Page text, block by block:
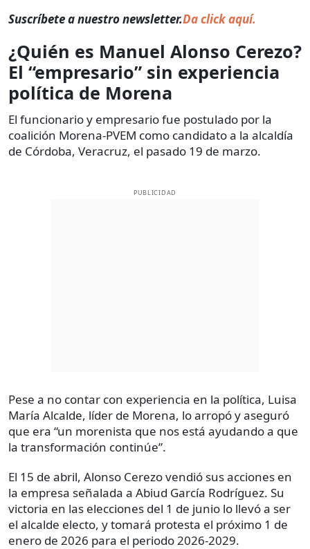
Suscríbete a nuestro newsletter.Da click aquí.
¿Quién es Manuel Alonso Cerezo?
El “empresario” sin experiencia
política de Morena
El funcionario y empresario fue postulado por la
coalición Morena-PVEM como candidato a la alcaldía
de Córdoba, Veracruz, el pasado 19 de marzo.
PUBLICIDAD
Pese a no contar con experiencia en la política, Luisa
María Alcalde, líder de Morena, lo arropó y aseguró
que era “un morenista que nos está ayudando a que
la transformación continúe”.
El 15 de abril, Alonso Cerezo vendió sus acciones en
la empresa señalada a Abiud García Rodríguez. Su
victoria en las elecciones del 1 de junio lo llevó a ser
el alcalde electo, y tomará protesta el próximo 1 de
enero de 2026 para el periodo 2026-2029.